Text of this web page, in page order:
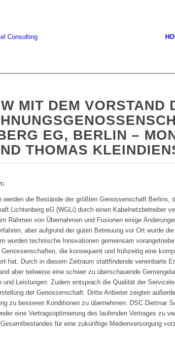
MIT DEM VORSTAND
EG, BERLIN –
THOMAS
werden die Bestände der größten Genossenschaft Berlins,
Lichtenberg eG (WGLi) durch einen Kabelnetzbetreiber
Rahmen von Übernahmen und Fusionen einige
aber aufgrund der guten Betreuung vor Ort wurde
wurden technische Innovationen gemeinsam
die konsequent und frühzeitig eine
hat. Durch in diesem Zeitraum stattfindende vereinbarte
aber teilweise eine schwer zu überschauende
und Leistungen. Zudem entsprach die Qualität der
der Genossenschaft. Dritte Anbieter zeigten
zu besseren Konditionen zu übernehmen. DSC Dietmar
eine Vertragsoptimierung des laufenden Vertrages zu
für eine zukünftige Medienversorgung